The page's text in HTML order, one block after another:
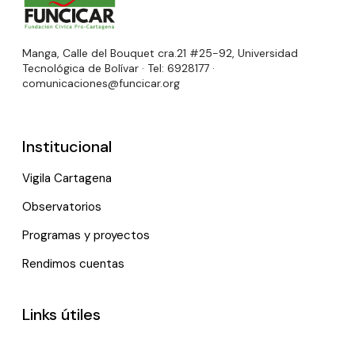
Manga, Calle del Bouquet cra.21 #25-92, Universidad
Tecnológica de Bolívar · Tel: 6928177 ·
comunicaciones@funcicar.org
Institucional
Vigila Cartagena
Observatorios
Programas y proyectos
Rendimos cuentas
Links útiles